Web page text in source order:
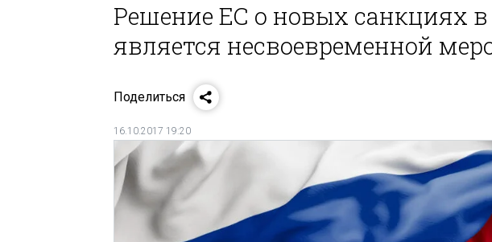
Решение ЕС о новых санкциях
является несвоевременной
Поделиться
16.10.2017 19:20